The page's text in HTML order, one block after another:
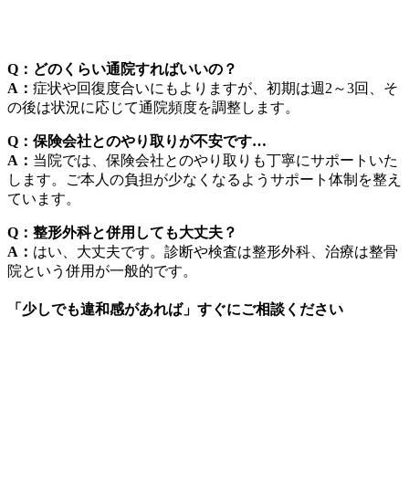
Q：どのくらい通院すればいいの？
A： 症状や回復度合いにもよりますが、初期は週2～3回、そ
の後は状況に応じて通院頻度を調整します。
Q：保険会社とのやり取りが不安です…
A： 当院では、保険会社とのやり取りも丁寧にサポートいた
します。ご本人の負担が少なくなるようサポート体制を整え
ています。
Q：整形外科と併用しても大丈夫？
A： はい、大丈夫です。診断や検査は整形外科、治療は整骨
院という併用が一般的です。
「少しでも違和感があれば」すぐにご相談ください